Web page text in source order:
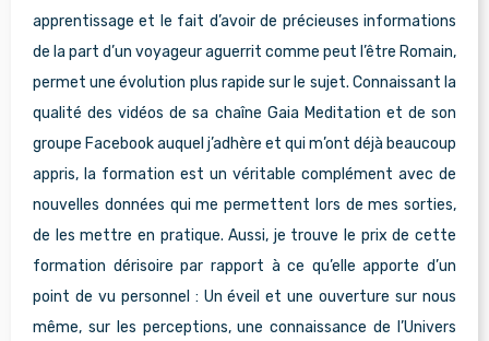
apprentissage et le fait d’avoir de précieuses informations
de la part d’un voyageur aguerrit comme peut l’être Romain,
permet une évolution plus rapide sur le sujet. Connaissant la
qualité des vidéos de sa chaîne Gaia Meditation et de son
groupe Facebook auquel j’adhère et qui m’ont déjà beaucoup
appris, la formation est un véritable complément avec de
nouvelles données qui me permettent lors de mes sorties,
de les mettre en pratique. Aussi, je trouve le prix de cette
formation dérisoire par rapport à ce qu’elle apporte d’un
point de vu personnel : Un éveil et une ouverture sur nous
même, sur les perceptions, une connaissance de l’Univers